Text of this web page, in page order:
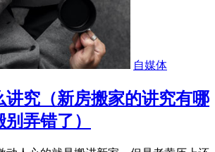
自媒体
讲究（新房搬家的讲究有哪
弄错了）